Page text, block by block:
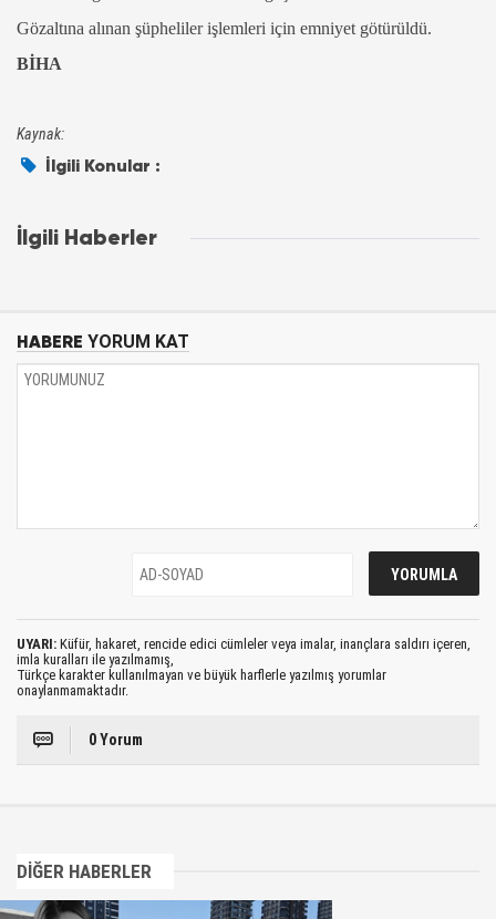
Gözaltına alınan şüpheliler işlemleri için emniyet götürüldü.
BİHA
Kaynak:
İlgili Konular :
İlgili Haberler
HABERE YORUM KAT
UYARI: Küfür, hakaret, rencide edici cümleler veya imalar, inançlara saldırı içeren,
imla kuralları ile yazılmamış,
Türkçe karakter kullanılmayan ve büyük harflerle yazılmış yorumlar
onaylanmamaktadır.
0 Yorum
DİĞER HABERLER